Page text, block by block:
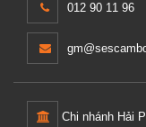
012 90 11 96
Chi nhánh Hải